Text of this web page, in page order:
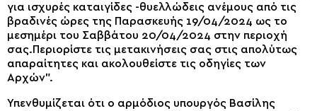
για ισχυρές καταιγίδες -θυελλώδεις ανέμους από τις
βραδινές ώρες της Παρασκευής 19/04/2024 ως το
μεσημέρι του Σαββάτου 20/04/2024 στην περιοχή
σας.Περιορίστε τις μετακινήσεις σας στις απολύτως
απαραίτητες και ακολουθείστε τις οδηγίες των
Αρχών”.
Υπενθυμίζεται ότι ο αρμόδιος υπουργός Βασίλης